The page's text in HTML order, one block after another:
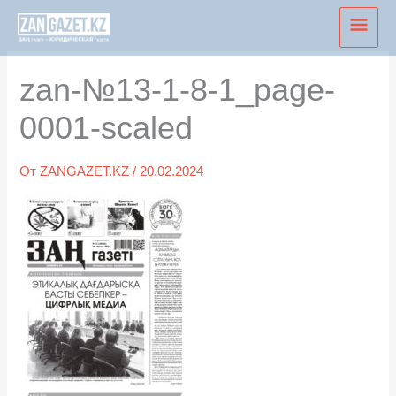
Перейти
содержимому
zan-№13-1-8-1_page-
0001-scaled
ОтZANGAZET.KZ/20.02.2024